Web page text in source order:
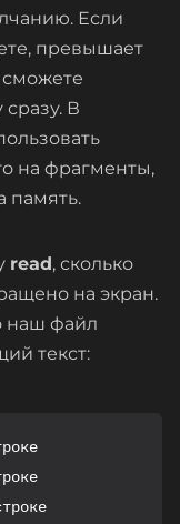
Если
превышает
В
на фрагменты,
память.
read, сколько
на экран.
наш файл
текст: